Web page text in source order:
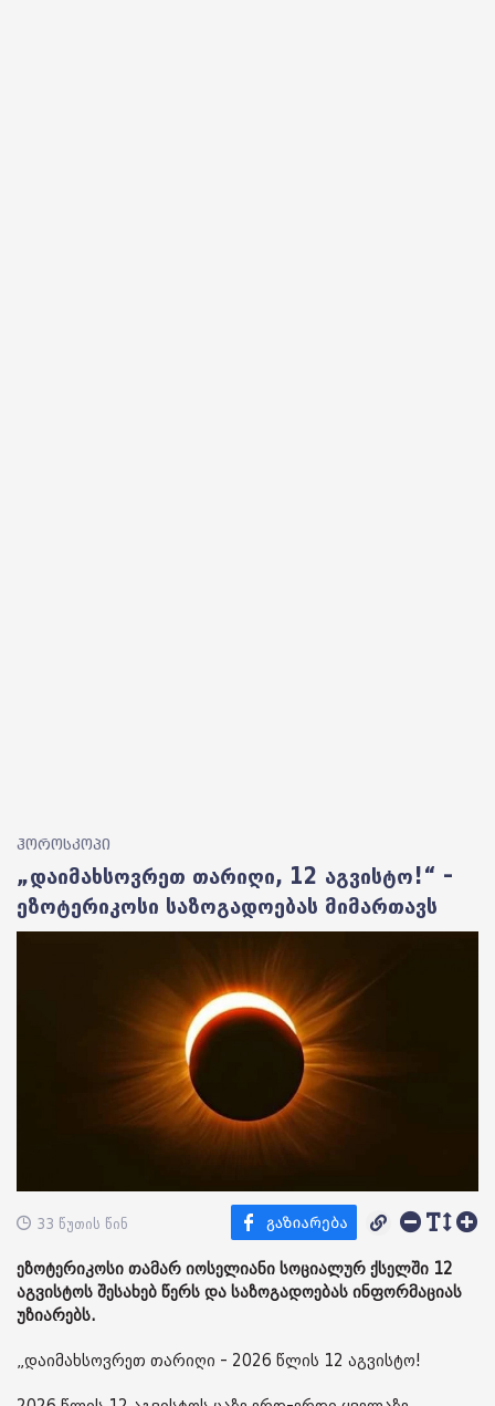
ჰოროსკოპი
„დაიმახსოვრეთ თარიღი, 12 აგვისტო!“ –
ეზოტერიკოსი საზოგადოებას მიმართავს
33 წუთის წინ
ეზოტერიკოსი თამარ იოსელიანი სოციალურ ქსელში 12
აგვისტოს შესახებ წერს და საზოგადოებას ინფორმაციას
უზიარებს.
„დაიმახსოვრეთ თარიღი - 2026 წლის 12 აგვისტო!